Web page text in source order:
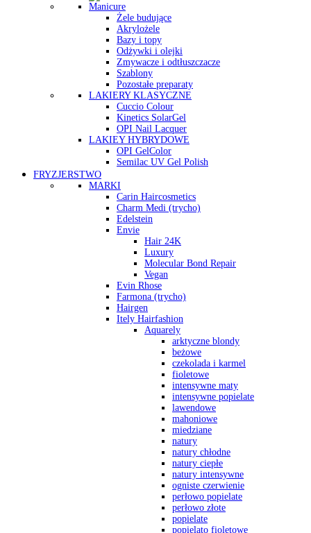
Manicure
Żele budujące
Akrylożele
Bazy i topy
Odżywki i olejki
Zmywacze i odtłuszczacze
Szablony
Pozostałe preparaty
LAKIERY KLASYCZNE
Cuccio Colour
Kinetics SolarGel
OPI Nail Lacquer
LAKIEY HYBRYDOWE
OPI GelColor
Semilac UV Gel Polish
FRYZJERSTWO
MARKI
Carin Haircosmetics
Charm Medi (trycho)
Edelstein
Envie
Hair 24K
Luxury
Molecular Bond Repair
Vegan
Evin Rhose
Farmona (trycho)
Hairgen
Itely Hairfashion
Aquarely
arktyczne blondy
beżowe
czekolada i karmel
fioletowe
intensywne maty
intensywne popielate
lawendowe
mahoniowe
miedziane
natury
natury chłodne
natury ciepłe
natury intensywne
ogniste czerwienie
perłowo popielate
perłowo złote
popielate
popielato fioletowe